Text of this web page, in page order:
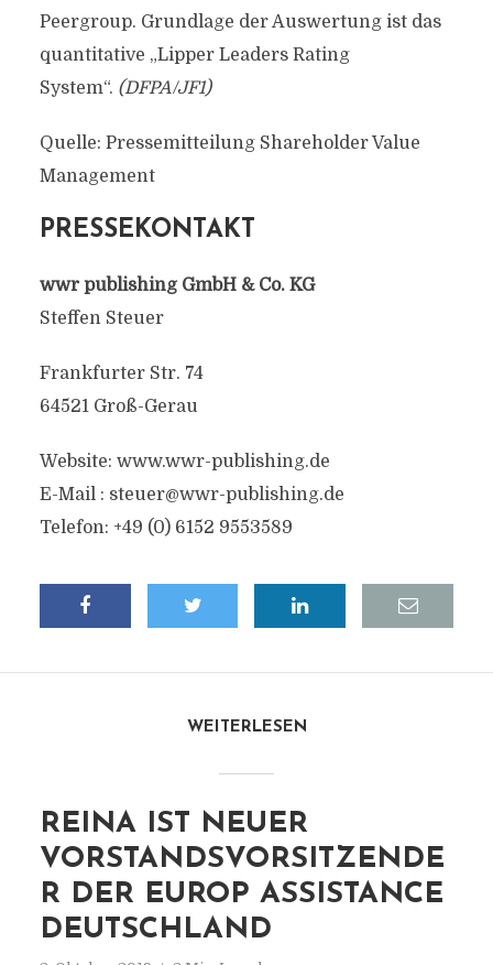
Peergroup. Grundlage der Auswertung ist das
quantitative „Lipper Leaders Rating
System“. (DFPA/JF1)
Quelle: Pressemitteilung Shareholder Value
Management
PRESSEKONTAKT
wwr publishing GmbH & Co. KG
Steffen Steuer
Frankfurter Str. 74
64521 Groß-Gerau
Website: www.wwr-publishing.de
E-Mail : steuer@wwr-publishing.de
Telefon: +49 (0) 6152 9553589
WEITERLESEN
REINA IST NEUER
VORSTANDSVORSITZENDE
R DER EUROP ASSISTANCE
DEUTSCHLAND